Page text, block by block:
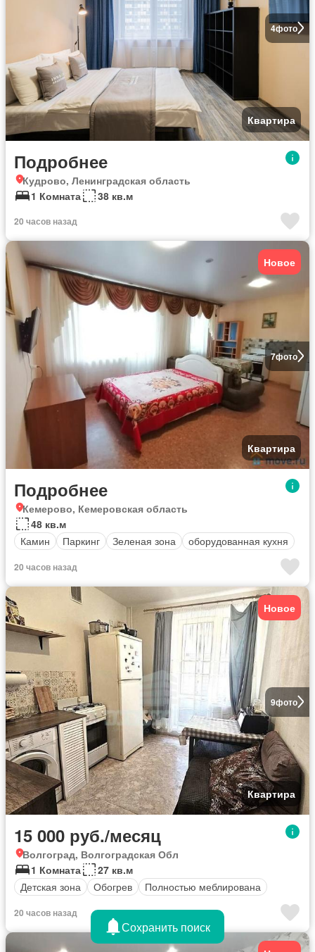
4фото
Квартира
Подробнее
Кудрово, Ленинградская область
1 Комната
38 кв.м
20 часов назад
7фото
Новое
Квартира
Подробнее
Кемерово, Кемеровская область
48 кв.м
Камин
Паркинг Зеленая зона оборудованная кухня
20 часов назад
9фото
Новое
Квартира
15 000 руб./месяц
Волгоград, Волгоградская Обл
1 Комната
27 кв.м
Детская зона
Обогрев Полностью меблирована
20 часов назад
Сохранить поиск